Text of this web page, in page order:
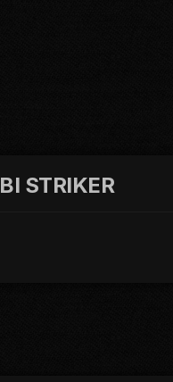
STRIKER